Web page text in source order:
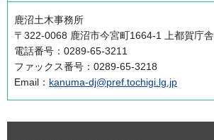
鹿沼土木事務所
〒322-0068 鹿沼市今宮町1664-1 上都賀庁舎
電話番号：0289-65-3211
ファックス番号：0289-65-3218
Email： kanuma-dj@pref.tochigi.lg.jp